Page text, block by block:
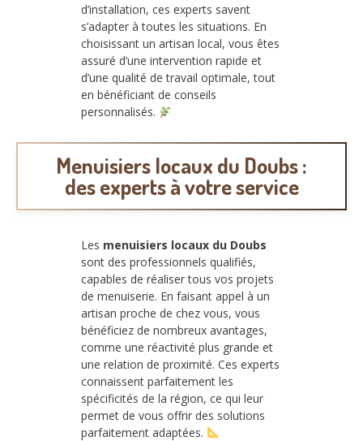
d’installation, ces experts savent
s’adapter à toutes les situations. En
choisissant un artisan local, vous êtes
assuré d’une intervention rapide et
d’une qualité de travail optimale, tout
en bénéficiant de conseils
personnalisés.
Menuisiers locaux du Doubs :
des experts à votre service
Les menuisiers locaux du Doubs
sont des professionnels qualifiés,
capables de réaliser tous vos projets
de menuiserie. En faisant appel à un
artisan proche de chez vous, vous
bénéficiez de nombreux avantages,
comme une réactivité plus grande et
une relation de proximité. Ces experts
connaissent parfaitement les
spécificités de la région, ce qui leur
permet de vous offrir des solutions
parfaitement adaptées.